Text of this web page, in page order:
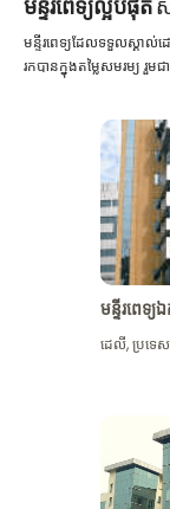
មន្ទីរពេទ្យល្អបំផុត
មន្ទីរពេទ្យដែលទទួលស្គាល់
រកបានក្នុងតម្លៃសមរម្យ រួ
មន្ទីរពេទ្
ដេលី,ប្រទេ